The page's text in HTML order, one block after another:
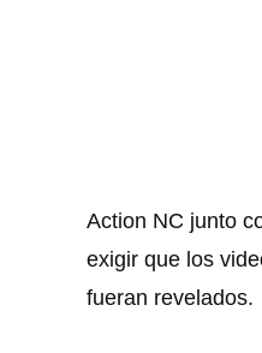
Action NC junto
exigir que los
fueran revelados.